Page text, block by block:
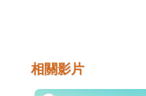
相關影片